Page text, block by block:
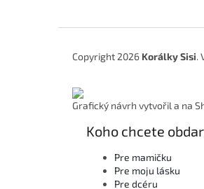
Copyright 2026 Korálky Sisi.
Grafický návrh vytvořil a na
Koho chcete
Pre mamičku
Pre moju lásku
Pre dcéru